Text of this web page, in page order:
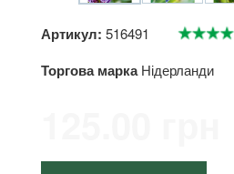
Артикул: 516491
Торгова марка Нідерланди